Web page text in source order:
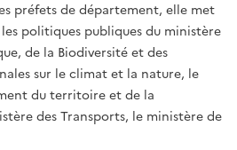
préfets de département, elle met
politiques publiques du ministère
de la Biodiversité et des
sur le climat et la nature, le
du territoire et de la
des Transports, le ministère de